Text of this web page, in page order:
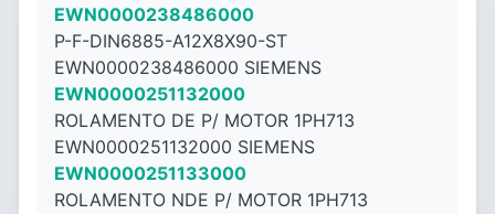
EWN0000238486000
P-F-DIN6885-A12X8X90-ST
EWN0000238486000 SIEMENS
EWN0000251132000
ROLAMENTO DE P/ MOTOR 1PH713
EWN0000251132000 SIEMENS
EWN0000251133000
ROLAMENTO NDE P/ MOTOR 1PH713